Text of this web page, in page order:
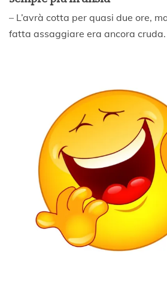
– L’avrà cotta per quasi due ore,
fatta assaggiare era ancora cruda.